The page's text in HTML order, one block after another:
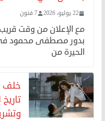
22 يوليو، 2026 7 فنون
مع الإعلان من وقت
بدور مصطفى محمود
الحيرة من